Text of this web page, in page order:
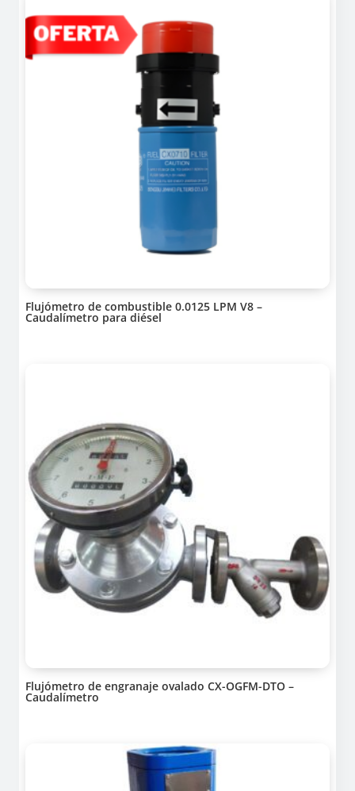
Flujómetro de combustible 0.0125 LPM V8 –
Caudalímetro para diésel
Flujómetro de engranaje ovalado CX-OGFM-DTO –
Caudalímetro